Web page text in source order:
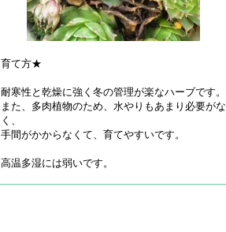
育て方★
耐寒性と乾燥に強く冬の管理が楽なハーブです。
また、多肉植物のため、水やりもあまり必要がな
く、
手間がかからなくて、育てやすいです。
高温多湿には弱いです。